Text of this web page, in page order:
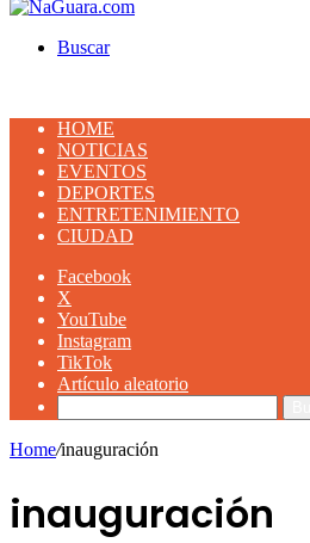
Buscar
HOME
NOTICIAS
EVENTOS
DEPORTES
ENTRETENIMIENTO
CIUDAD
Facebook
X
YouTube
Instagram
TikTok
Artículo aleatorio
Home/inauguración
inauguración